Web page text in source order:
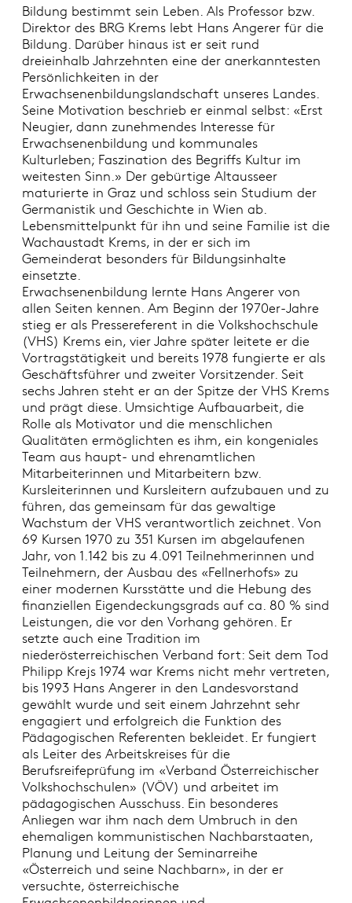
Bildung bestimmt sein Leben. Als Professor bzw.
Direktor des BRG Krems lebt Hans Angerer für die
Bildung. Darüber hinaus ist er seit rund
dreieinhalb Jahrzehnten eine der anerkanntesten
Persönlichkeiten in der
Erwachsenenbildungslandschaft unseres Landes.
Seine Motivation beschrieb er einmal selbst: «Erst
Neugier, dann zunehmendes Interesse für
Erwachsenenbildung und kommunales
Kulturleben; Faszination des Begriffs Kultur im
weitesten Sinn.» Der gebürtige Altausseer
maturierte in Graz und schloss sein Studium der
Germanistik und Geschichte in Wien ab.
Lebensmittelpunkt für ihn und seine Familie ist die
Wachaustadt Krems, in der er sich im
Gemeinderat besonders für Bildungsinhalte
einsetzte.
Erwachsenenbildung lernte Hans Angerer von
allen Seiten kennen. Am Beginn der 1970er-Jahre
stieg er als Pressereferent in die Volkshochschule
(VHS) Krems ein, vier Jahre später leitete er die
Vortragstätigkeit und bereits 1978 fungierte er als
Geschäftsführer und zweiter Vorsitzender. Seit
sechs Jahren steht er an der Spitze der VHS Krems
und prägt diese. Umsichtige Aufbauarbeit, die
Rolle als Motivator und die menschlichen
Qualitäten ermöglichten es ihm, ein kongeniales
Team aus haupt- und ehrenamtlichen
Mitarbeiterinnen und Mitarbeitern bzw.
Kursleiterinnen und Kursleitern aufzubauen und zu
führen, das gemeinsam für das gewaltige
Wachstum der VHS verantwortlich zeichnet. Von
69 Kursen 1970 zu 351 Kursen im abgelaufenen
Jahr, von 1.142 bis zu 4.091 Teilnehmerinnen und
Teilnehmern, der Ausbau des «Fellnerhofs» zu
einer modernen Kursstätte und die Hebung des
finanziellen Eigendeckungsgrads auf ca. 80 % sind
Leistungen, die vor den Vorhang gehören. Er
setzte auch eine Tradition im
niederösterreichischen Verband fort: Seit dem Tod
Philipp Krejs 1974 war Krems nicht mehr vertreten,
bis 1993 Hans Angerer in den Landesvorstand
gewählt wurde und seit einem Jahrzehnt sehr
engagiert und erfolgreich die Funktion des
Pädagogischen Referenten bekleidet. Er fungiert
als Leiter des Arbeitskreises für die
Berufsreifeprüfung im «Verband Österreichischer
Volkshochschulen» (VÖV) und arbeitet im
pädagogischen Ausschuss. Ein besonderes
Anliegen war ihm nach dem Umbruch in den
ehemaligen kommunistischen Nachbarstaaten,
Planung und Leitung der Seminarreihe
«Österreich und seine Nachbarn», in der er
versuchte, österreichische